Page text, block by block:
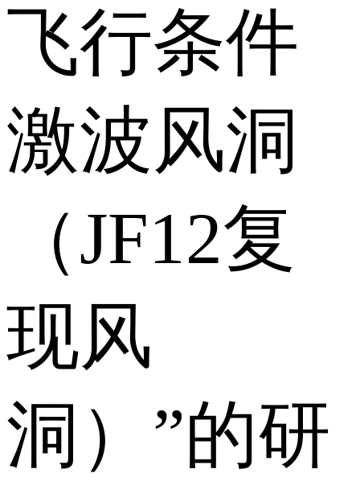
飞行条件
激波风洞
（JF12复
现风
洞）”的研